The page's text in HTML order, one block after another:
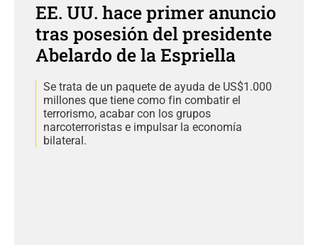
EE. UU. hace primer anuncio
tras posesión del presidente
Abelardo de la Espriella
Se trata de un paquete de ayuda de US$1.000
millones que tiene como fin combatir el
terrorismo, acabar con los grupos
narcoterroristas e impulsar la economía
bilateral.